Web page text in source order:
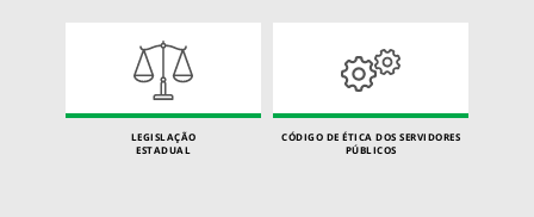
LEGISLAÇÃO
ESTADUAL
CÓDIGO DE ÉTICA DOS SERVIDORES
PÚBLICOS